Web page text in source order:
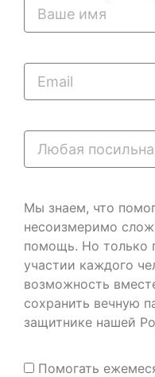
Мы знаем, что
несоизмеримо
помощь. Но только
участии каждого
возможность
сохранить вечную
защитнике нашей
Помогать